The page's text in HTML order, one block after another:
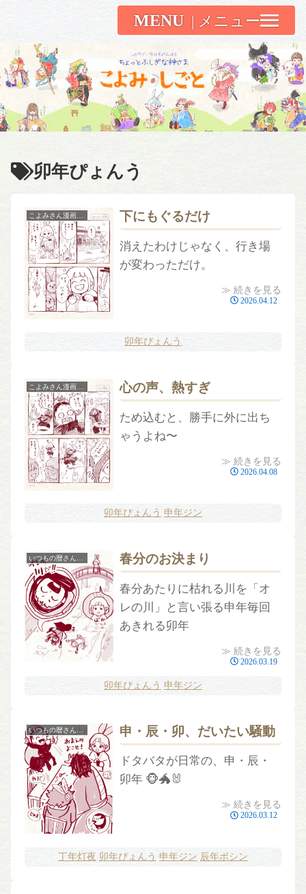
MENU
こよみしごと〔和原ハト〕
卯年ぴょんう
下にもぐるだけ
消えたわけじゃなく、行き場
が変わっただけ。
≫ 続きを見る
2026.04.12
卯年ぴょんう
心の声、熱すぎ
ため込むと、勝手に外に出ち
ゃうよね〜
≫ 続きを見る
2026.04.08
卯年ぴょんう 申年ジン
春分のお決まり
春分あたりに枯れる川を「オ
レの川」と言い張る申年毎回
あきれる卯年
≫ 続きを見る
2026.03.19
卯年ぴょんう 申年ジン
いつもの暦さんプチ 申・辰・卯、だいたい騒動
ドタバタが日常の、申・辰・
卯年 🐵🐲🐰
≫ 続きを見る
2026.03.12
丁年灯夜 卯年ぴょんう 申年ジン 辰年ボシン